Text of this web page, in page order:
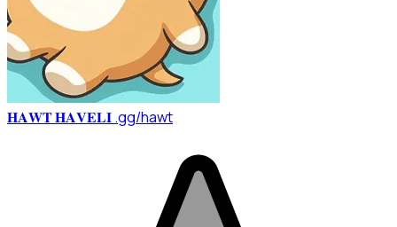
𝐇𝐀𝐖𝐓 𝐇𝐀𝐕𝐄𝐋𝐈 .gg/hawt